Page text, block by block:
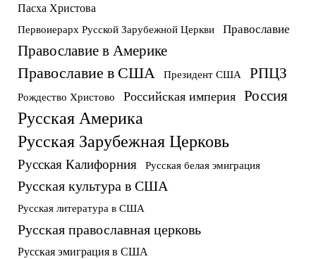
Пасха Христова
Первоиерарх Русской Зарубежной Церкви Православие
Православие в Америке
Православие в США Президент США РПЦЗ
Рождество Христово Российская империя Россия
Русская Америка
Русская Зарубежная Церковь
Русская Калифорния Русская белая эмиграция
Русская культура в США
Русская литература в США
Русская православная церковь
Русская эмиграция в США